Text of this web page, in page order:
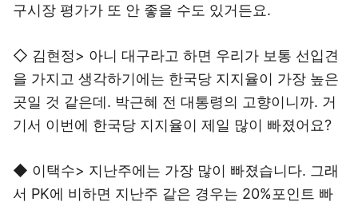
구시장 평가가 또 안 좋을 수도 있거든요.
◇ 김현정> 아니 대구라고 하면 우리가 보통 선입견
을 가지고 생각하기에는 한국당 지지율이 가장 높은
곳일 것 같은데. 박근혜 전 대통령의 고향이니까. 거
기서 이번에 한국당 지지율이 제일 많이 빠졌어요?
◆ 이택수> 지난주에는 가장 많이 빠졌습니다. 그래
서 PK에 비하면 지난주 같은 경우는 20%포인트 빠